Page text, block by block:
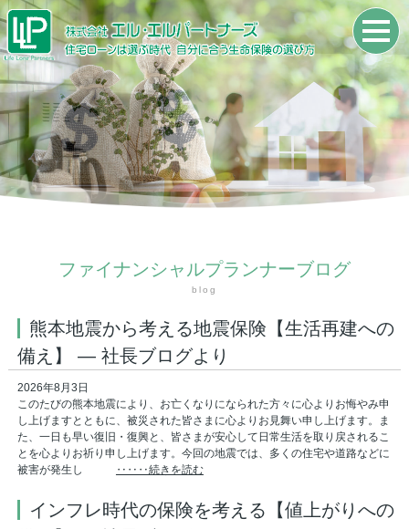
ファイナンシャルプランナーブログ
blog
熊本地震から考える地震保険【生活再建への
備え】 ― 社長ブログより
2026年8月3日
このたびの熊本地震により、お亡くなりになられた方々に心よりお悔やみ申
し上げますとともに、被災された皆さまに心よりお見舞い申し上げます。ま
た、一日も早い復旧・復興と、皆さまが安心して日常生活を取り戻されるこ
とを心よりお祈り申し上げます。今回の地震では、多くの住宅や道路などに
被害が発生し
‥‥‥続きを読む
インフレ時代の保険を考える【値上がりへの